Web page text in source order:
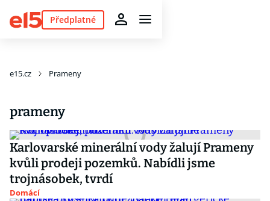
Předplatné
e15.cz Prameny
prameny
Karlovarské minerální vody žalují Prameny
kvůli prodeji pozemků. Nabídli jsme
trojnásobek, tvrdí
Domácí